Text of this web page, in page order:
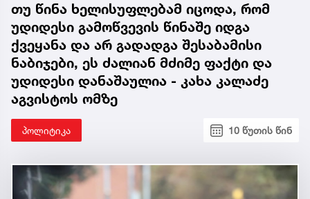
თუ წინა ხელისუფლებამ იცოდა, რომ
უდიდესი გამოწვევის წინაშე იდგა
ქვეყანა და არ გადადგა შესაბამისი
ნაბიჯები, ეს ძალიან მძიმე ფაქტი და
უდიდესი დანაშაულია - კახა კალაძე
აგვისტოს ომზე
პოლიტიკა 10 წუთის წინ